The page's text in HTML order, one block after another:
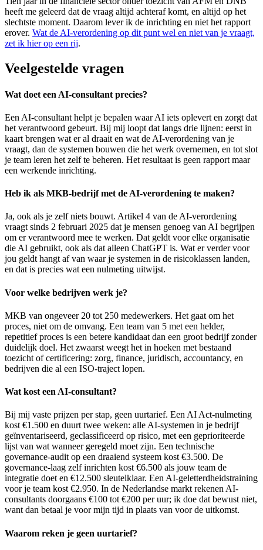
heeft me geleerd dat de vraag altijd achteraf komt, en altijd op het
slechtste moment. Daarom lever ik de inrichting en niet het rapport
erover. Wat de AI-verordening op dit punt wel en niet van je vraagt,
zet ik hier op een rij.
Veelgestelde vragen
Wat doet een AI-consultant precies?
Een AI-consultant helpt je bepalen waar AI iets oplevert en zorgt dat
het verantwoord gebeurt. Bij mij loopt dat langs drie lijnen: eerst in
kaart brengen wat er al draait en wat de AI-verordening van je
vraagt, dan de systemen bouwen die het werk overnemen, en tot slot
je team leren het zelf te beheren. Het resultaat is geen rapport maar
een werkende inrichting.
Heb ik als MKB-bedrijf met de AI-verordening te maken?
Ja, ook als je zelf niets bouwt. Artikel 4 van de AI-verordening
vraagt sinds 2 februari 2025 dat je mensen genoeg van AI begrijpen
om er verantwoord mee te werken. Dat geldt voor elke organisatie
die AI gebruikt, ook als dat alleen ChatGPT is. Wat er verder voor
jou geldt hangt af van waar je systemen in de risicoklassen landen,
en dat is precies wat een nulmeting uitwijst.
Voor welke bedrijven werk je?
MKB van ongeveer 20 tot 250 medewerkers. Het gaat om het
proces, niet om de omvang. Een team van 5 met een helder,
repetitief proces is een betere kandidaat dan een groot bedrijf zonder
duidelijk doel. Het zwaarst weegt het in hoeken met bestaand
toezicht of certificering: zorg, finance, juridisch, accountancy, en
bedrijven die al een ISO-traject lopen.
Wat kost een AI-consultant?
Bij mij vaste prijzen per stap, geen uurtarief. Een AI Act-nulmeting
kost €1.500 en duurt twee weken: alle AI-systemen in je bedrijf
geïnventariseerd, geclassificeerd op risico, met een geprioriteerde
lijst van wat wanneer geregeld moet zijn. Een technische
governance-audit op een draaiend systeem kost €3.500. De
governance-laag zelf inrichten kost €6.500 als jouw team de
integratie doet en €12.500 sleutelklaar. Een AI-geletterdheidstraining
voor je team kost €2.950. In de Nederlandse markt rekenen AI-
consultants doorgaans €100 tot €200 per uur; ik doe dat bewust niet,
want dan betaal je voor mijn tijd in plaats van voor de uitkomst.
Waarom reken je geen uurtarief?